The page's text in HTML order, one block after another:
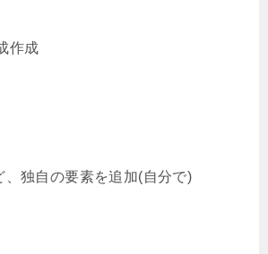
作成
独自の要素を追加(自分で)